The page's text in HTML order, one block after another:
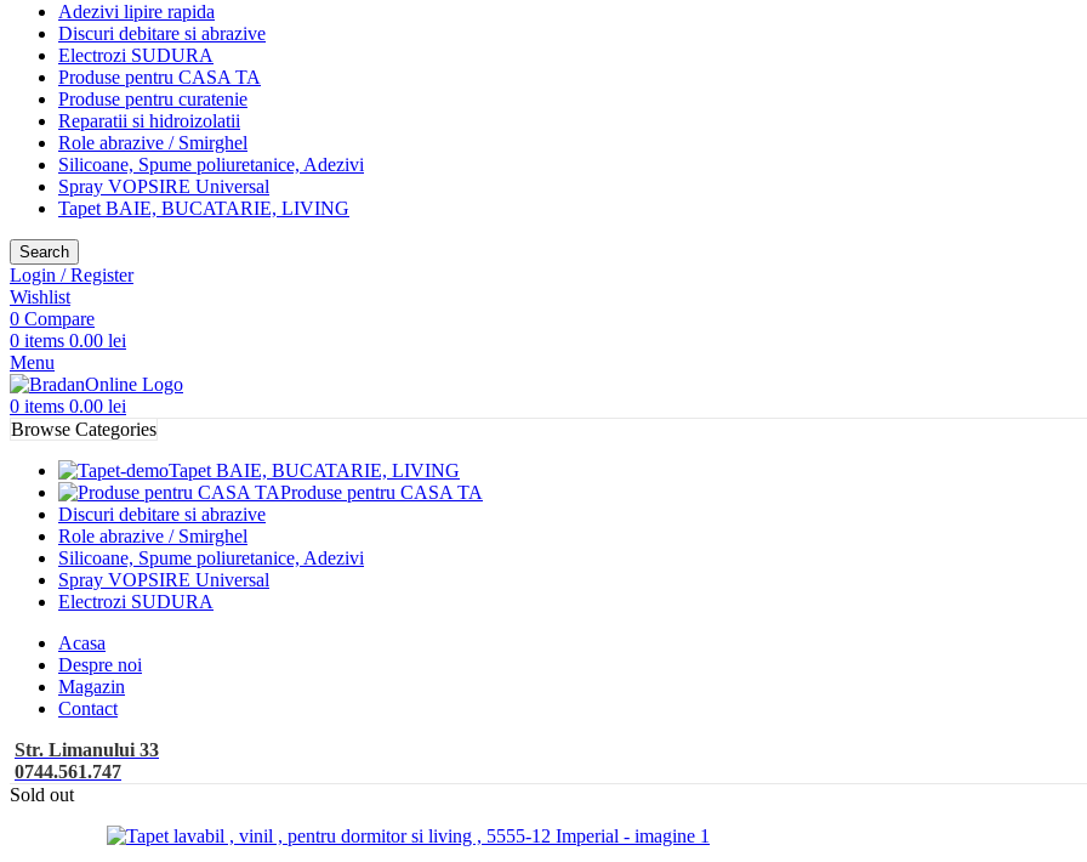
Adezivi lipire rapida
Discuri debitare si abrazive
Electrozi SUDURA
Produse pentru CASA TA
Produse pentru curatenie
Reparatii si hidroizolatii
Role abrazive / Smirghel
Silicoane, Spume poliuretanice, Adezivi
Spray VOPSIRE Universal
Tapet BAIE, BUCATARIE, LIVING
Search
Login / Register
Wishlist
0 Compare
0 items 0.00 lei
Menu
0 items 0.00 lei
Browse Categories
Tapet BAIE, BUCATARIE, LIVING
Produse pentru CASA TA
Discuri debitare si abrazive
Role abrazive / Smirghel
Silicoane, Spume poliuretanice, Adezivi
Spray VOPSIRE Universal
Electrozi SUDURA
Acasa
Despre noi
Magazin
Contact
Str. Limanului 33
0744.561.747
Sold out